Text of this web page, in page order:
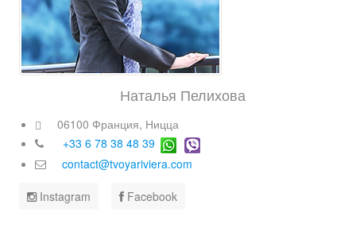
Наталья Пелихова
06100 Франция, Ницца
+33 6 78 38 48 39
contact@tvoyariviera.com
Instagram Facebook